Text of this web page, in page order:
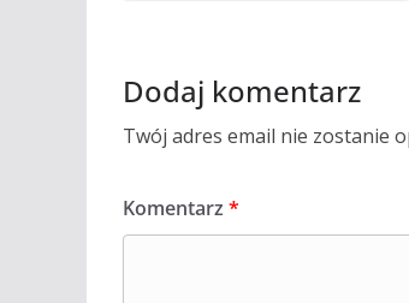
Dodaj komentarz
Twój adres email nie zostanie
Komentarz *